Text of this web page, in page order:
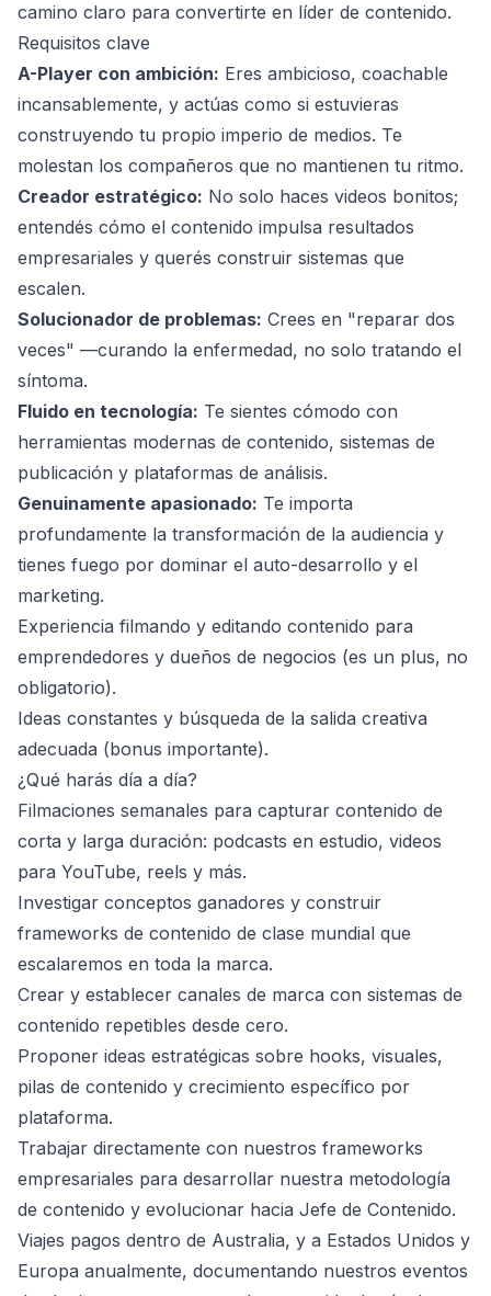
camino claro para convertirte en líder de contenido.
Requisitos clave
A-Player con ambición: Eres ambicioso, coachable
incansablemente, y actúas como si estuvieras
construyendo tu propio imperio de medios. Te
molestan los compañeros que no mantienen tu ritmo.
Creador estratégico: No solo haces videos bonitos;
entendés cómo el contenido impulsa resultados
empresariales y querés construir sistemas que
escalen.
Solucionador de problemas: Crees en "reparar dos
veces" —curando la enfermedad, no solo tratando el
síntoma.
Fluido en tecnología: Te sientes cómodo con
herramientas modernas de contenido, sistemas de
publicación y plataformas de análisis.
Genuinamente apasionado: Te importa
profundamente la transformación de la audiencia y
tienes fuego por dominar el auto-desarrollo y el
marketing.
Experiencia filmando y editando contenido para
emprendedores y dueños de negocios (es un plus, no
obligatorio).
Ideas constantes y búsqueda de la salida creativa
adecuada (bonus importante).
¿Qué harás día a día?
Filmaciones semanales para capturar contenido de
corta y larga duración: podcasts en estudio, videos
para YouTube, reels y más.
Investigar conceptos ganadores y construir
frameworks de contenido de clase mundial que
escalaremos en toda la marca.
Crear y establecer canales de marca con sistemas de
contenido repetibles desde cero.
Proponer ideas estratégicas sobre hooks, visuales,
pilas de contenido y crecimiento específico por
plataforma.
Trabajar directamente con nuestros frameworks
empresariales para desarrollar nuestra metodología
de contenido y evolucionar hacia Jefe de Contenido.
Viajes pagos dentro de Australia, y a Estados Unidos y
Europa anualmente, documentando nuestros eventos